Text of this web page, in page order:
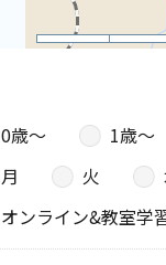
0歳〜 1歳〜
月 火
オンライン&教室学